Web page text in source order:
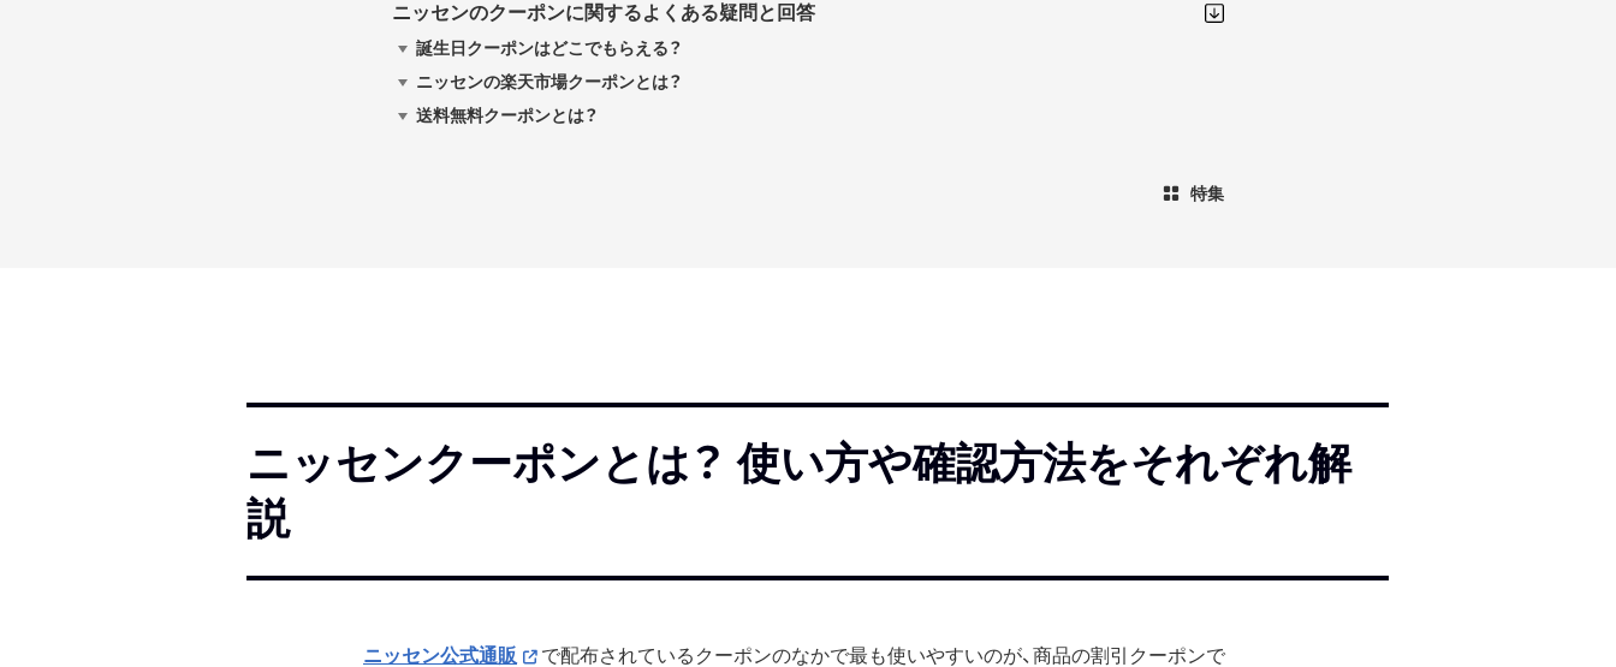
ニッセンのクーポンに関するよくある疑問と回答
誕生日クーポンはどこでもらえる？
ニッセンの楽天市場クーポンとは？
送料無料クーポンとは？
特集
ニッセンクーポンとは？ 使い方や確認方法をそれぞれ解
説
ニッセン公式通販
で配布されているクーポンのなかで最も使いやすいのが、商品の割引クーポンで